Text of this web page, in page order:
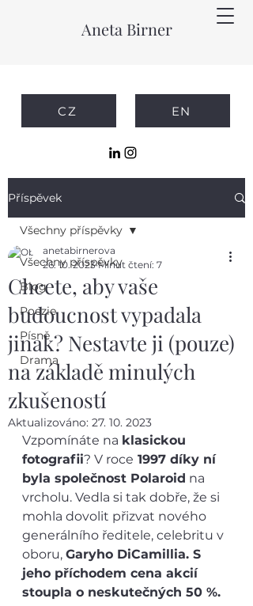
Aneta Birner
CZ EN
Příspěvek
Všechny příspěvky
Blog
Poezie
Písně
Drama
Všechny příspěvky
Chcete, aby vaše
budoucnost vypadala
jinak? Nestavte ji (pouze)
na základě minulých
zkušeností
anetabirnerova
26. 10. 2023 Minut čtení: 7
Aktualizováno: 27. 10. 2023
Vzpomínáte na klasickou
fotografii? V roce 1997 díky ní
byla společnost Polaroid na
vrcholu. Vedla si tak dobře, že si
mohla dovolit přizvat nového
generálního ředitele, celebritu v
oboru, Garyho DiCamillia. S
jeho příchodem cena akcií
stoupla o neskutečných 50 %.